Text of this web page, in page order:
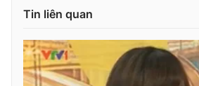
Tin liên quan